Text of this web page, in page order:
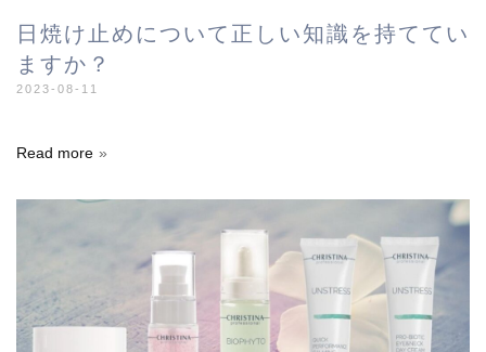
日焼け止めについて正しい知識を持ててい
ますか？
2023-08-11
Read more